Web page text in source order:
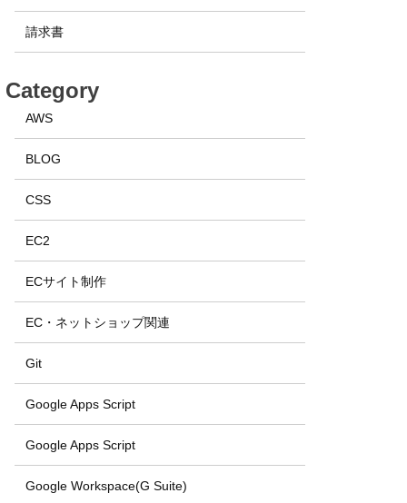
請求書
Category
AWS
BLOG
CSS
EC2
ECサイト制作
EC・ネットショップ関連
Git
Google Apps Script
Google Apps Script
Google Workspace(G Suite)